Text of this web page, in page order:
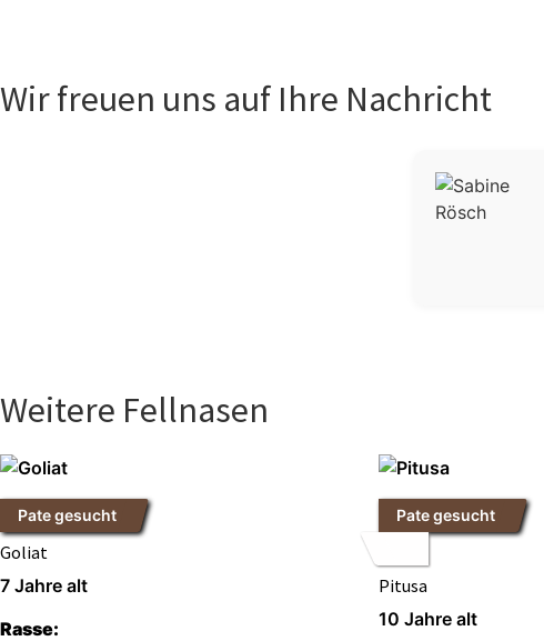
Wir freuen uns auf Ihre Nachricht
Weitere Fellnasen
Pate gesucht
Goliat
7 Jahre alt
Rasse:
Pate gesucht
Pitusa
10 Jahre alt